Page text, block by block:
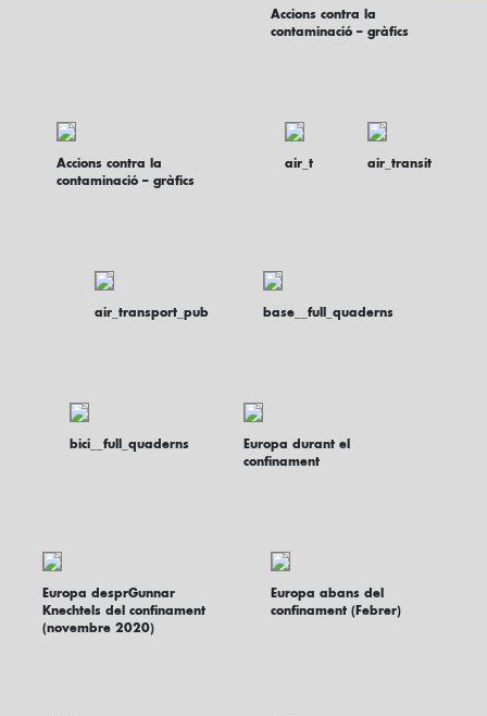
Accions contra la
contaminació – gràfics
Accions contra la
contaminació – gràfics
air_t air_transit
air_transport_pub base__full_quaderns
bici__full_quaderns
Europa durant el
confinament
Europa desprGunnar
Knechtels del confinament
(novembre 2020)
Europa abans del
confinament (Febrer)